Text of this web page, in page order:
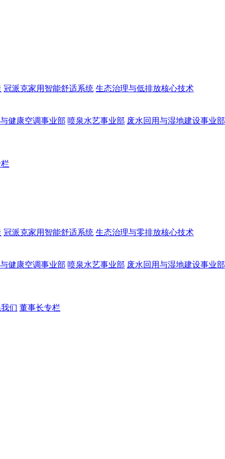
冠派克家用智能舒适系统 生态治理与低排放核心技术
健康空调事业部 喷泉水艺事业部 废水回用与湿地建设事业部
冠派克家用智能舒适系统 生态治理与零排放核心技术
健康空调事业部 喷泉水艺事业部 废水回用与湿地建设事业部
们 董事长专栏